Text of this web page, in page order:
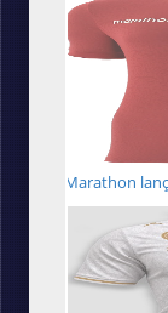
Marathon